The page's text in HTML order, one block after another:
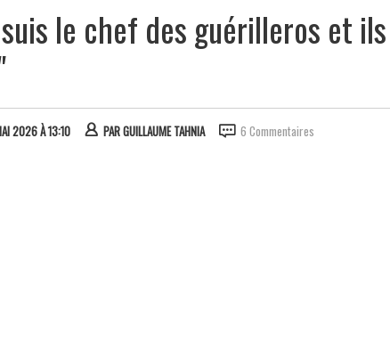
le chef des guérilleros et ils
2026 À 13:10 PARGUILLAUME TAHNIA 6 Commentaires